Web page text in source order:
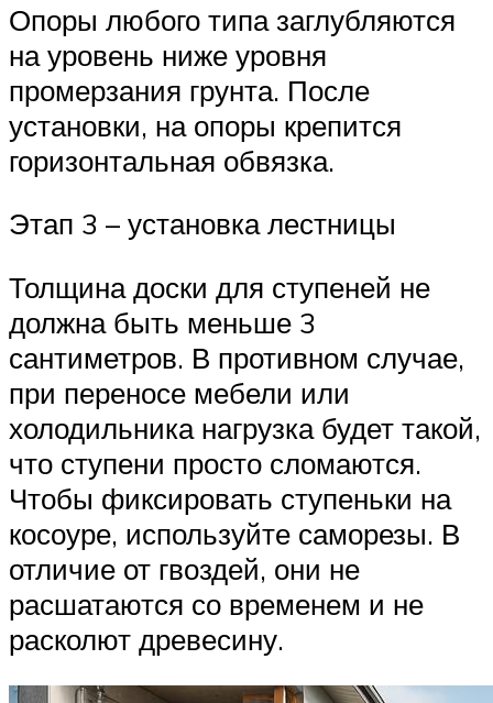
Опоры любого типа заглубляются
на уровень ниже уровня
промерзания грунта. После
установки, на опоры крепится
горизонтальная обвязка.
Этап 3 – установка лестницы
Толщина доски для ступеней не
должна быть меньше 3
сантиметров. В противном случае,
при переносе мебели или
холодильника нагрузка будет такой,
что ступени просто сломаются.
Чтобы фиксировать ступеньки на
косоуре, используйте саморезы. В
отличие от гвоздей, они не
расшатаются со временем и не
расколют древесину.